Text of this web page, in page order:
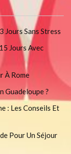
Jours Sans Stress
Jours Avec
À Rome
Guadeloupe ?
: Les Conseils Et
Pour Un Séjour